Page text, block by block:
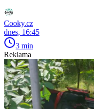
Cooky.cz
dnes, 16:45
3 min
Reklama